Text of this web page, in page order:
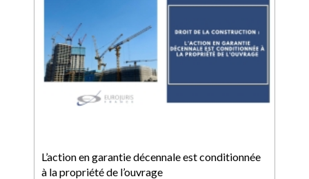
L’action en garantie décennale est conditionnée
à la propriété de l’ouvrage